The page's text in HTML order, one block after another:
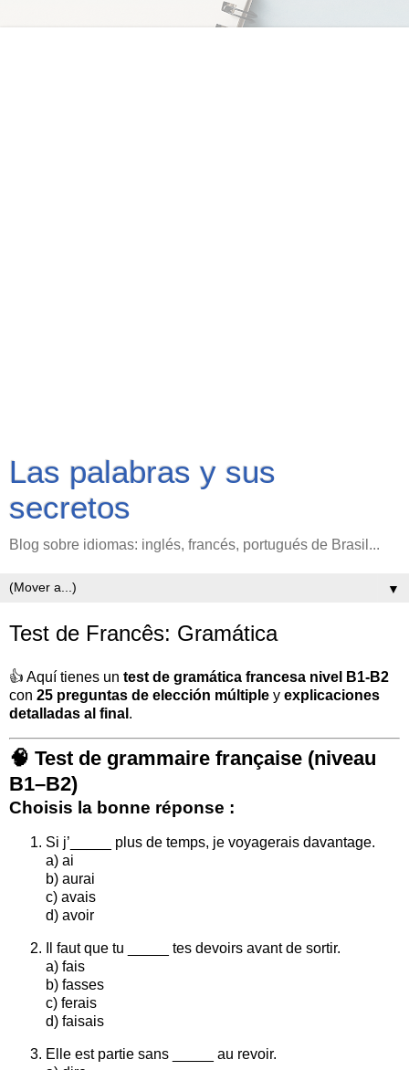
Las palabras y sus
secretos
Blog sobre idiomas: inglés, francés, portugués de Brasil...
▼
Test de Francês: Gramática
👍 Aquí tienes un test de gramática francesa nivel B1-B2
con 25 preguntas de elección múltiple y explicaciones
detalladas al final .
🧠 Test de grammaire française (niveau
B1–B2)
Choisis la bonne réponse :
Si j’_____ plus de temps, je voyagerais davantage.
a) ai
b) aurai
c) avais
d) avoir
Il faut que tu _____ tes devoirs avant de sortir.
a) fais
b) fasses
c) ferais
d) faisais
Elle est partie sans _____ au revoir.